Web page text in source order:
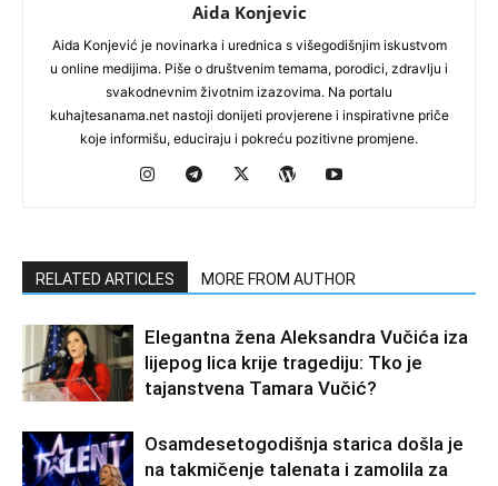
Aida Konjevic
Aida Konjević je novinarka i urednica s višegodišnjim iskustvom
u online medijima. Piše o društvenim temama, porodici, zdravlju i
svakodnevnim životnim izazovima. Na portalu
kuhajtesanama.net nastoji donijeti provjerene i inspirativne priče
koje informišu, educiraju i pokreću pozitivne promjene.
RELATED ARTICLES MORE FROM AUTHOR
Elegantna žena Aleksandra Vučića iza
lijepog lica krije tragediju: Tko je
tajanstvena Tamara Vučić?
Osamdesetogodišnja starica došla je
na takmičenje talenata i zamolila za